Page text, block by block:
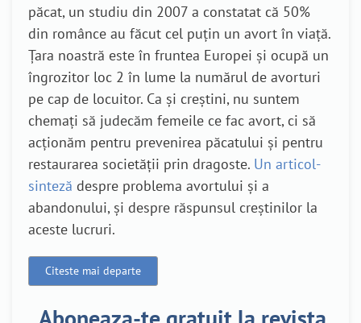
păcat, un studiu din 2007 a constatat că 50%
din românce au făcut cel puțin un avort în viață.
Țara noastră este în fruntea Europei și ocupă un
îngrozitor loc 2 în lume la numărul de avorturi
pe cap de locuitor. Ca și creștini, nu suntem
chemați să judecăm femeile ce fac avort, ci să
acționăm pentru prevenirea păcatului și pentru
restaurarea societății prin dragoste. Un articol-
sinteză despre problema avortului și a
abandonului, și despre răspunsul creștinilor la
aceste lucruri.
Citeste mai departe